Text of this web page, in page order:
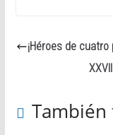
¡Héroes de cuatro